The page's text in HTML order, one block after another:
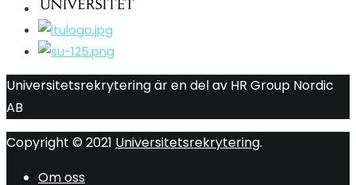
Universitetsrekrytering är en del av HR Group Nordic
AB
Copyright © 2021 Universitetsrekrytering.
Om oss